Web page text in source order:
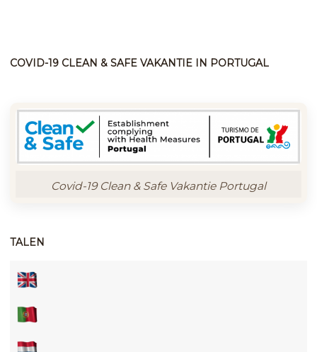
COVID-19 CLEAN & SAFE VAKANTIE IN PORTUGAL
Covid-19 Clean & Safe Vakantie Portugal
TALEN